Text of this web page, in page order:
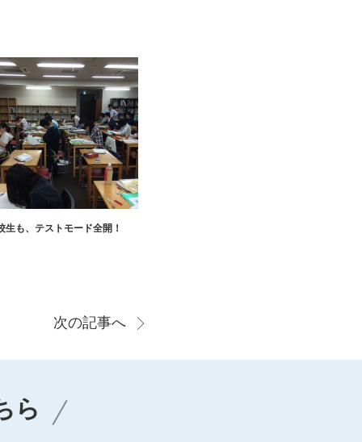
生も、テストモード全開！
次の記事へ
ら